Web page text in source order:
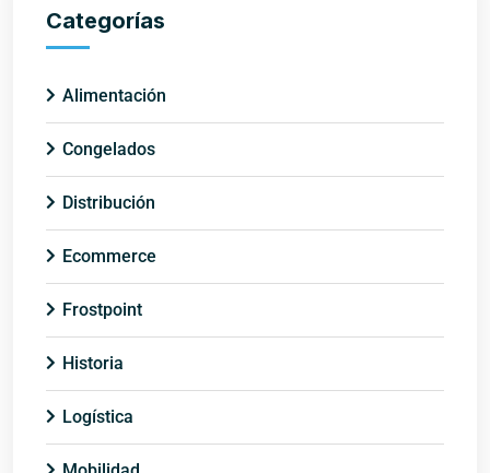
Categorías
Alimentación
Congelados
Distribución
Ecommerce
Frostpoint
Historia
Logística